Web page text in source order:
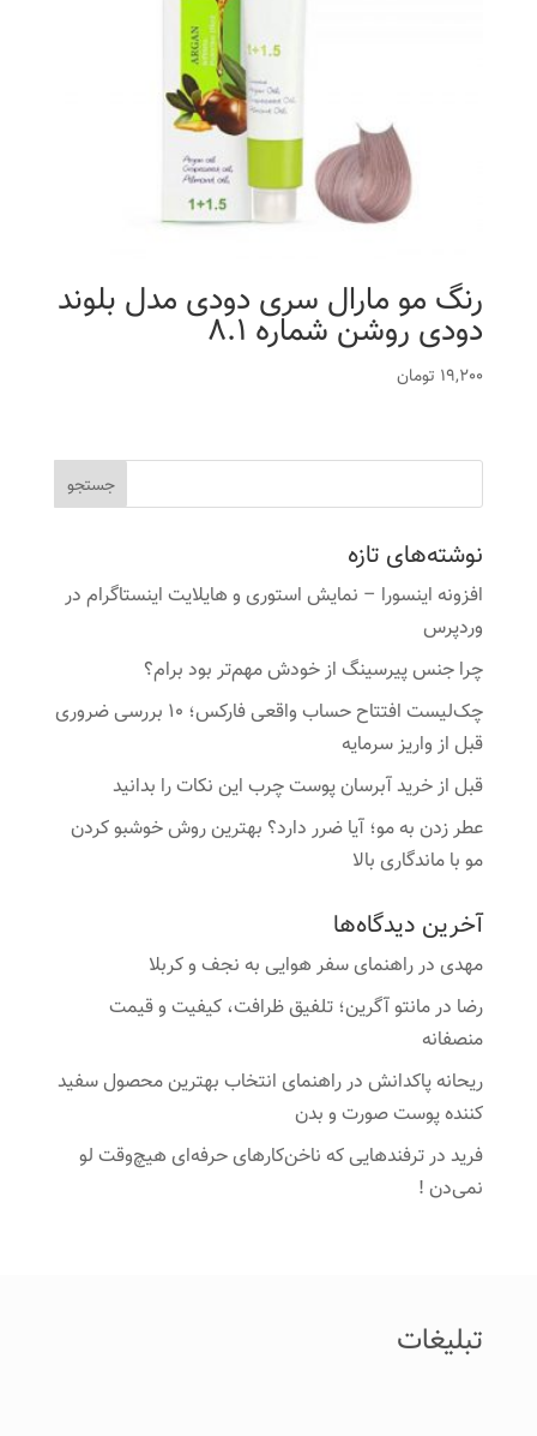
رنگ مو مارال سری دودی مدل بلوند
دودی روشن شماره 8.1
19,200 تومان
نوشته‌های تازه
افزونه اینسورا – نمایش استوری و هایلایت اینستاگرام در
وردپرس
چرا جنس پیرسینگ از خودش مهم‌تر بود برام؟
چک‌لیست افتتاح حساب واقعی فارکس؛ ۱۰ بررسی ضروری
قبل از واریز سرمایه
قبل از خرید آبرسان پوست چرب این نکات را بدانید
عطر زدن به مو؛ آیا ضرر دارد؟ بهترین روش خوشبو کردن
مو با ماندگاری بالا
آخرین دیدگاه‌ها
مهدیدرراهنمای سفر هوایی به نجف و کربلا
رضا درمانتو آگرین؛ تلفیق ظرافت، کیفیت و قیمت
منصفانه
ریحانه پاکدانشدرراهنمای انتخاب بهترین محصول سفید
کننده پوست صورت و بدن
فریددرترفندهایی که ناخن‌کارهای حرفه‌ای هیچ‌وقت لو
نمی‌دن !
تبلیغات